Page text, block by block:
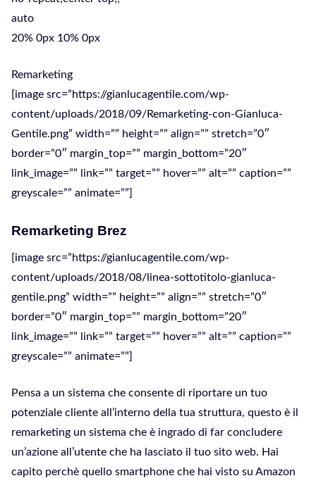
auto
20% 0px 10% 0px
Remarketing
[image src=”https://gianlucagentile.com/wp-
content/uploads/2018/09/Remarketing-con-Gianluca-
Gentile.png” width=”” height=”” align=”” stretch=”0″
border=”0″ margin_top=”” margin_bottom=”20″
link_image=”” link=”” target=”” hover=”” alt=”” caption=””
greyscale=”” animate=””]
Remarketing Brez
[image src=”https://gianlucagentile.com/wp-
content/uploads/2018/08/linea-sottotitolo-gianluca-
gentile.png” width=”” height=”” align=”” stretch=”0″
border=”0″ margin_top=”” margin_bottom=”20″
link_image=”” link=”” target=”” hover=”” alt=”” caption=””
greyscale=”” animate=””]
Pensa a un sistema che consente di riportare un tuo
potenziale cliente all’interno della tua struttura, questo è il
remarketing un sistema che è ingrado di far concludere
un’azione all’utente che ha lasciato il tuo sito web. Hai
capito perchè quello smartphone che hai visto su Amazon